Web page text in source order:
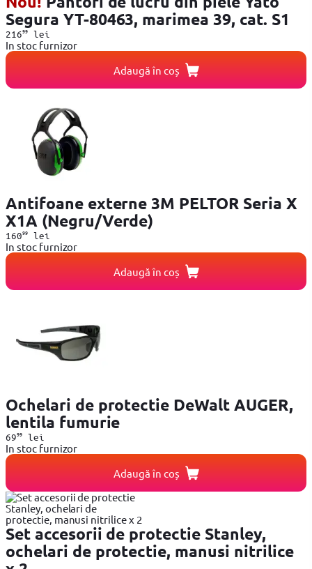
Segura YT-80463, marimea 39, cat. S1
21699lei
In stoc furnizor
Adaugă în coș
Antifoane externe 3M PELTOR Seria X
X1A (Negru/Verde)
16099lei
In stoc furnizor
Adaugă în coș
Ochelari de protectie DeWalt AUGER,
lentila fumurie
6999lei
In stoc furnizor
Adaugă în coș
Set accesorii de protectie Stanley,
ochelari de protectie, manusi nitrilice